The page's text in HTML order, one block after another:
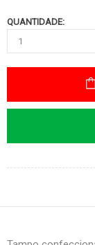
QUANTIDADE: